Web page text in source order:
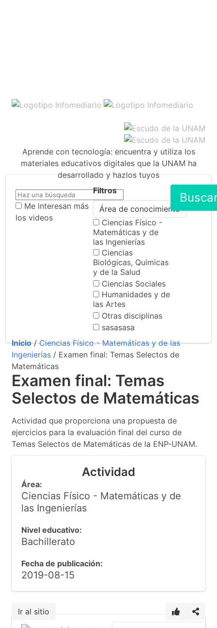
Aprende con tecnología: encuentra y utiliza los
materiales educativos digitales que la UNAM ha
desarrollado y hazlos tuyos
Me interesan más
los videos
Filtros
Área de conocimiento
Ciencias Físico -
Matemáticas y de
las Ingenierías
Ciencias
Biológicas, Químicas
y de la Salud
Ciencias Sociales
Humanidades y de
las Artes
Otras disciplinas
sasasasa
Inicio/Ciencias Físico - Matemáticas y de las
Ingenierías / Examen final: Temas Selectos de
Matemáticas
Examen final: Temas
Selectos de Matemáticas
Actividad que proporciona una propuesta de
ejercicios para la evaluación final del curso de
Temas Selectos de Matemáticas de la ENP-UNAM.
Actividad
Área:
Ciencias Físico - Matemáticas y de
las Ingenierías
Nivel educativo:
Bachillerato
Fecha de publicación:
2019-08-15
Ir al sitio